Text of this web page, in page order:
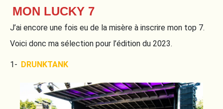
MON LUCKY 7
J’ai encore une fois eu de la misère à inscrire mon top 7.
Voici donc ma sélection pour l’édition du 2023.
1- DRUNKTANK